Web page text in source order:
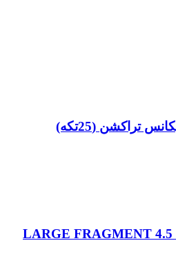
ست پلویس لگن ریکانس تراکشن (25تکه)